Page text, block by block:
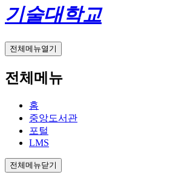
기술대학교
전체메뉴열기
전체메뉴
홈
중앙도서관
포털
LMS
전체메뉴닫기